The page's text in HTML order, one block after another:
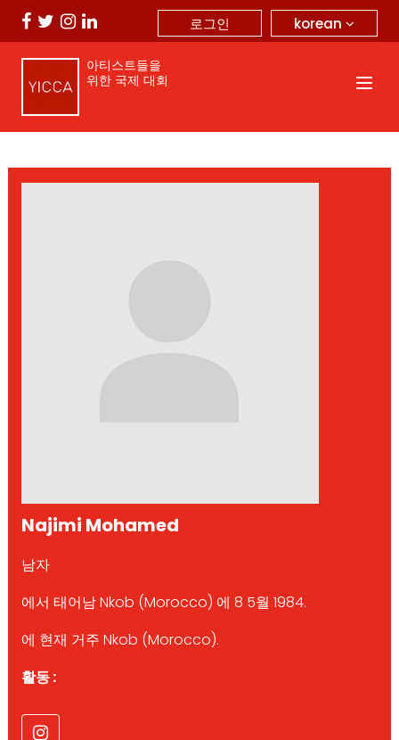
korean
로그인
아티스트들을
위한 국제 대회
Najimi Mohamed
남자
에서 태어남 Nkob (Morocco) 에 8 5월 1984.
에 현재 거주 Nkob (Morocco).
활동 :